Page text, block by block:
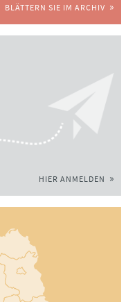
BLÄTTERN SIE IM ARCHIV
HIER ANMELDEN